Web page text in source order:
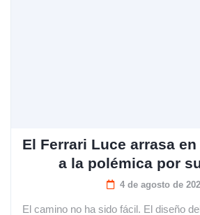
El Ferrari Luce arrasa
a la polémica por
4 de agosto de
El camino no ha sido fácil. El diseño